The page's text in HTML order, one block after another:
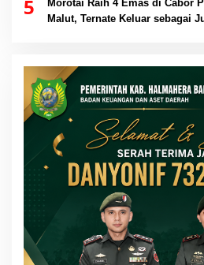
5
Morotai Raih 4 Emas di Cabor
Malut, Ternate Keluar sebagai